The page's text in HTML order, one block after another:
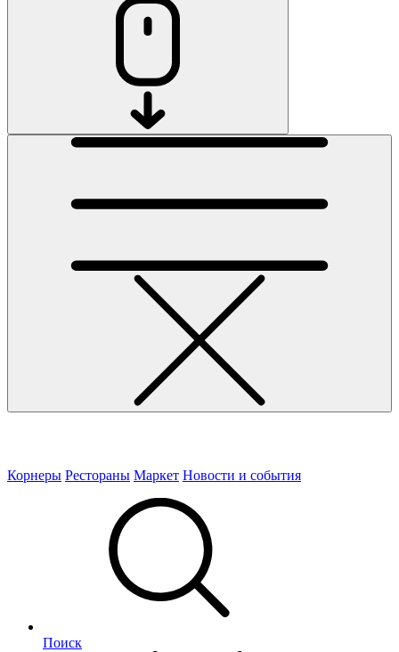
Корнеры Рестораны Маркет Новости и события
Поиск